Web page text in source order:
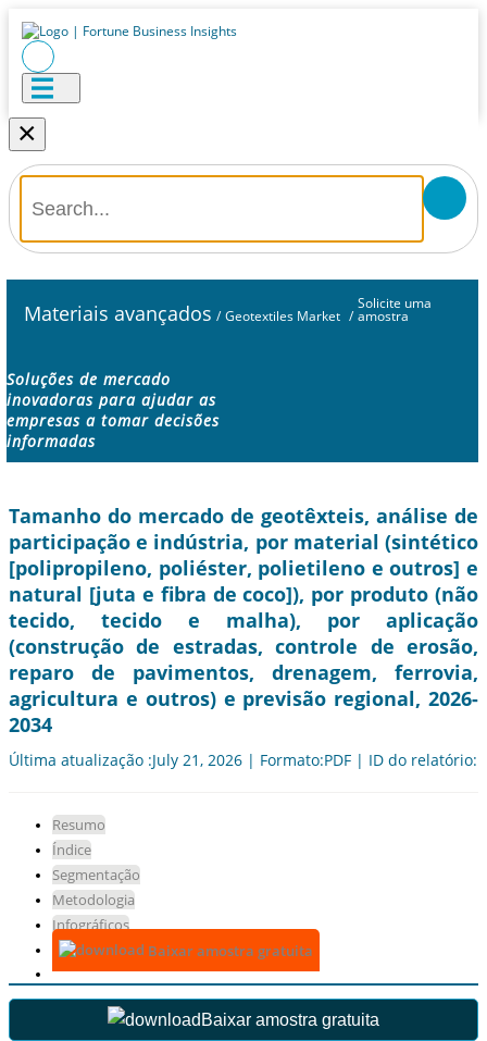
×
Materiais avançados / Geotextiles Market /
Solicite uma
amostra
Soluções de mercado
inovadoras para ajudar as
empresas a tomar decisões
informadas
Tamanho do mercado de geotêxteis, análise de
participação e indústria, por material (sintético
[polipropileno, poliéster, polietileno e outros] e
natural [juta e fibra de coco]), por produto (não
tecido, tecido e malha), por aplicação
(construção de estradas, controle de erosão,
reparo de pavimentos, drenagem, ferrovia,
agricultura e outros) e previsão regional, 2026-
2034
Última atualização :July 21, 2026 | Formato:PDF | ID do relatório:
Resumo
Índice
Segmentação
Metodologia
Infográficos
Baixar amostra gratuita
Baixar amostra gratuita